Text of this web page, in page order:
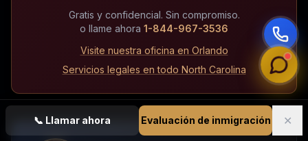
📞 Llamar ahora Evaluación de inmigración ✕
Gratis y confidencial. Sin compromiso.
o llame ahora 1-844-967-3536
Visite nuestra oficina en Orlando
Servicios legales en todo North Carolina